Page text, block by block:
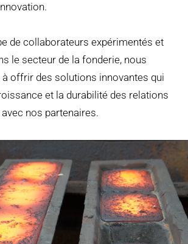
de collaborateurs expérimentés et
le secteur de la fonderie, nous
offrir des solutions innovantes qui
et la durabilité des relations
nos partenaires.